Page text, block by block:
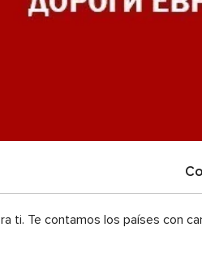
ti. Te contamos los países con